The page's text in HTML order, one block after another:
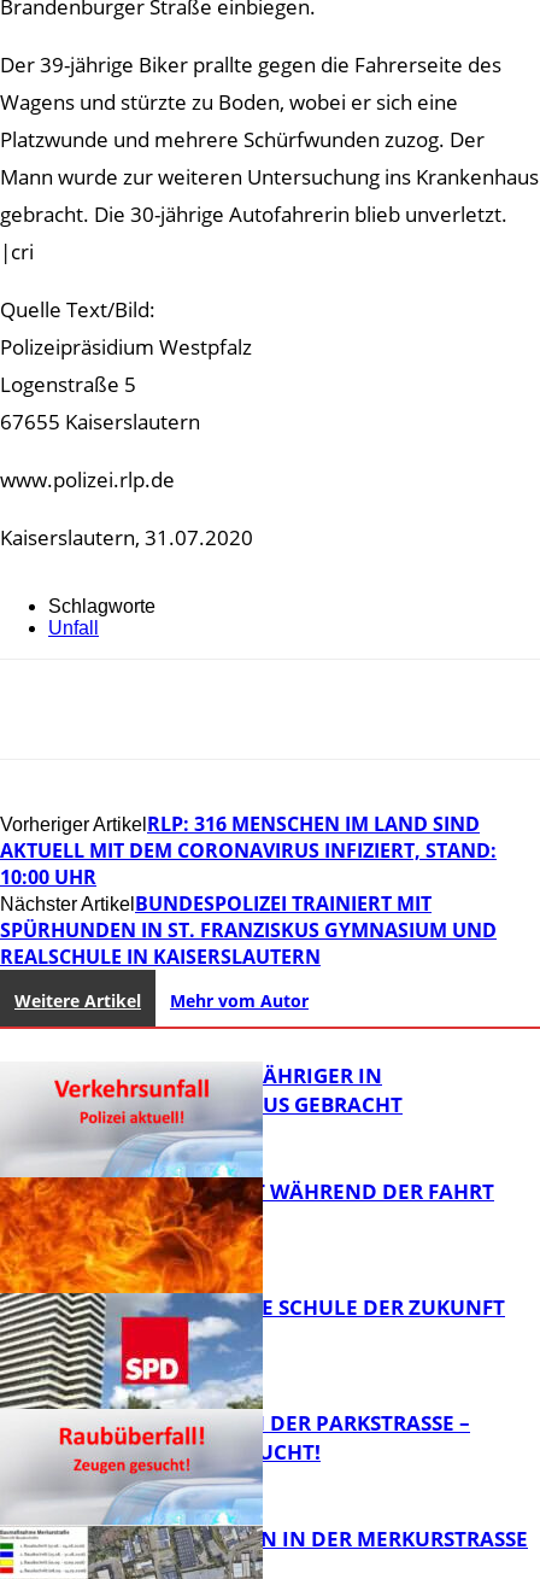
Brandenburger Straße einbiegen.
Der 39-jährige Biker prallte gegen die Fahrerseite des
Wagens und stürzte zu Boden, wobei er sich eine
Platzwunde und mehrere Schürfwunden zuzog. Der
Mann wurde zur weiteren Untersuchung ins Krankenhaus
gebracht. Die 30-jährige Autofahrerin blieb unverletzt.
|cri
Quelle Text/Bild:
Polizeipräsidium Westpfalz
Logenstraße 5
67655 Kaiserslautern
www.polizei.rlp.de
Kaiserslautern, 31.07.2020
Schlagworte
Unfall
Vorheriger Artikel RLP: 316 MENSCHEN IM LAND SIND
AKTUELL MIT DEM CORONAVIRUS INFIZIERT, STAND:
10:00 UHR
Nächster Artikel BUNDESPOLIZEI TRAINIERT MIT
SPÜRHUNDEN IN ST. FRANZISKUS GYMNASIUM UND
REALSCHULE IN KAISERSLAUTERN
Weitere Artikel Mehr vom Autor
FB News
UNFALL: 58-JÄHRIGER IN
KRANKENHAUS GEBRACHT
FB News
AUTO FÄNGT WÄHREND DER FAHRT
FEUER
WIE SIEHT DIE SCHULE DER ZUKUNFT
AUS?
ÜBERFALL IN DER PARKSTRASSE – Z
EUGEN GESUCHT!
BAUARBEITEN IN DER MERKURSTRASSE